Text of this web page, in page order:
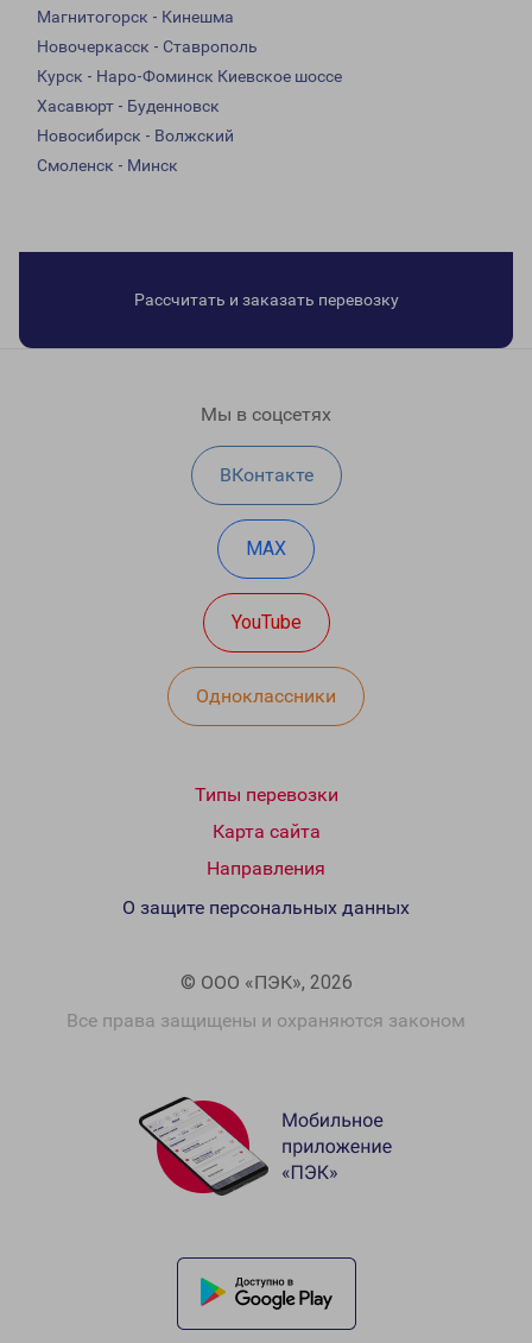
Магнитогорск - Кинешма
Новочеркасск - Ставрополь
Курск - Наро-Фоминск Киевское шоссе
Хасавюрт - Буденновск
Новосибирск - Волжский
Смоленск - Минск
Рассчитать и заказать перевозку
Мы в соцсетях
ВКонтакте
MAX
YouTube
Одноклассники
Типы перевозки
Карта сайта
Направления
© ООО «ПЭК», 2026
Все права защищены и охраняются законом
О защите персональных данных